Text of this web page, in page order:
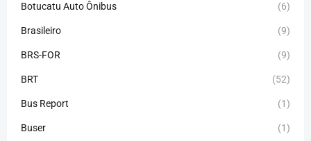
Botucatu Auto Ônibus (6)
Brasileiro (9)
BRS-FOR (9)
BRT (52)
Bus Report (1)
Buser (1)